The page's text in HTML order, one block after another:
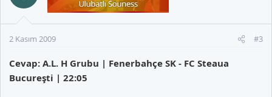
2 Kasım 2009 #3
Cevap: A.L. H Grubu | Fenerbahçe SK - FC Steaua
Bucureşti | 22:05